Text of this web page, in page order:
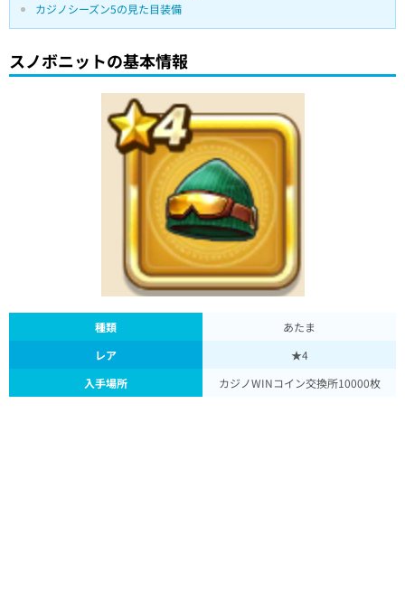
カジノシーズン5の見た目装備
スノボニットの基本情報
種類
あたま
レア
★4
入手場所
カジノWINコイン交換所10000枚